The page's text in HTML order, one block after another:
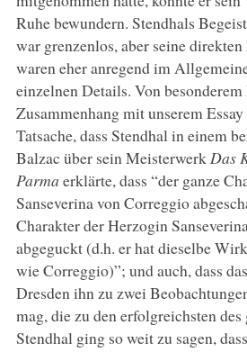
Ruhe bewundern. Stendhals
war grenzenlos, aber seine
waren eher anregend im
einzelnen Details. Von
Zusammenhang mit unserem
Tatsache, dass Stendhal in einem
Balzac über sein MeisterwerkDas
Parma erklärte, dass “der ganze
Sanseverina von Correggio
Charakter der Herzogin
abgeguckt (d.h. er hat dieselbe
wie Correggio)”; und auch, dass
Dresden ihn zu zwei
mag, die zu den erfolgreichsten des
Stendhal ging so weit zu sagen,